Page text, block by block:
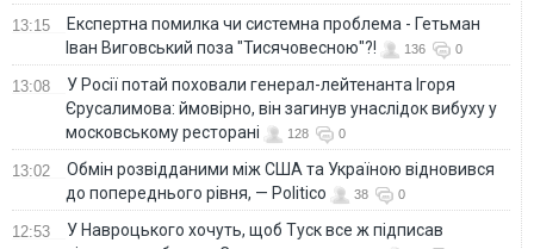
13:15
Eкспертна помилка чи системна проблема - Гетьман
Іван Виговський поза "Тисячовесною"?!
136 0
13:08
У Росії потай поховали генерал-лейтенанта Ігоря
Єрусалимова: ймовірно, він загинув унаслідок вибуху у
московському ресторані
128 0
13:02
Обмін розвідданими між США та Україною відновився
до попереднього рівня, — Politico
38 0
12:53
У Навроцького хочуть, щоб Туск все ж підписав